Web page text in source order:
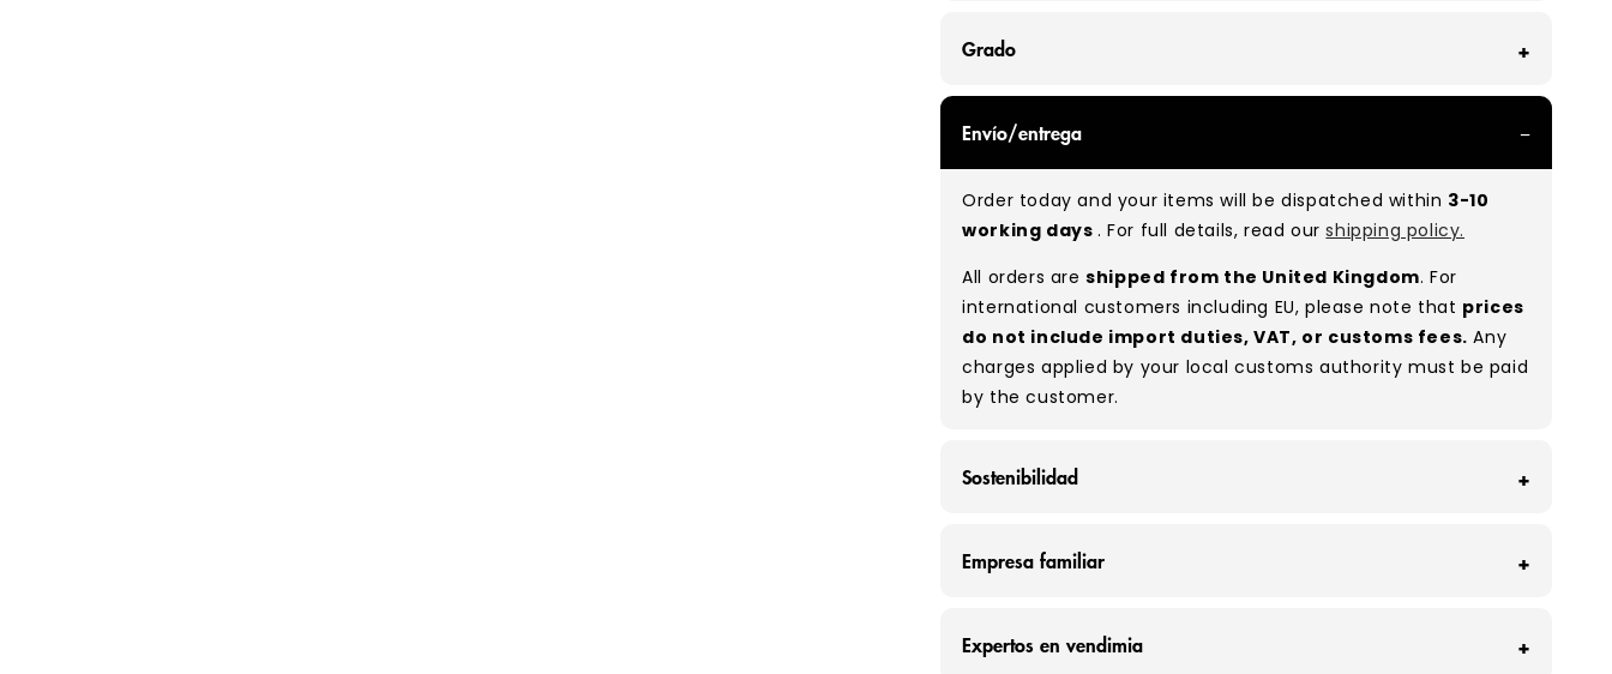
Grado
expect a mix of items in great and good condition. Some will
be defect-free, while others will show signs of wear. There is
no set ratio between Grade A and Grade B items included in
our bales due to the nature of used/vintage clothing.
Typical mix: A 80% B 20%(approx.)
Envío/entrega
Order today and your items will be dispatched within 3-10
working days . For full details, read ourshipping policy.
All orders areshipped from the United Kingdom. For
international customers including EU, please note that prices
do not include import duties, VAT, or customs fees. Any
charges applied by your local customs authority must be paid
by the customer.
Sostenibilidad
toneladas de ropa acaben en el vertedero cada mes, lo que
Creemos que nuestra industria tiene una oportunidad única
Empresa familiar
somos una familia dedicada a ofrecerle los mejores
Expertos en vendimia